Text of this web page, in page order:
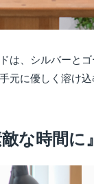
は、シルバーと
元に優しく溶け
な時間に』